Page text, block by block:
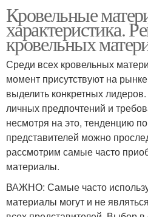
Кровельные
характеристика.
кровельных
Среди всех кровельных
момент присутствуют на
выделить конкретных
личных предпочтений и
несмотря на это, тенденцию
представителей можно
рассмотрим самые часто
материалы.
ВАЖНО: Самые часто
материалы могут и не